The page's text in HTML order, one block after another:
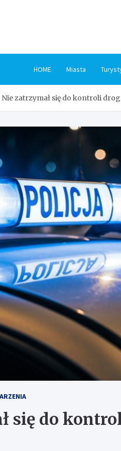
HOME Miasta
Nie zatrzymał się do kontroli
się do